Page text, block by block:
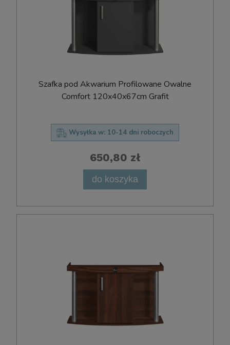
Szafka pod Akwarium Profilowane Owalne
Comfort 120x40x67cm Grafit
Wysyłka w: 10-14 dni roboczych
650,80 zł
do koszyka